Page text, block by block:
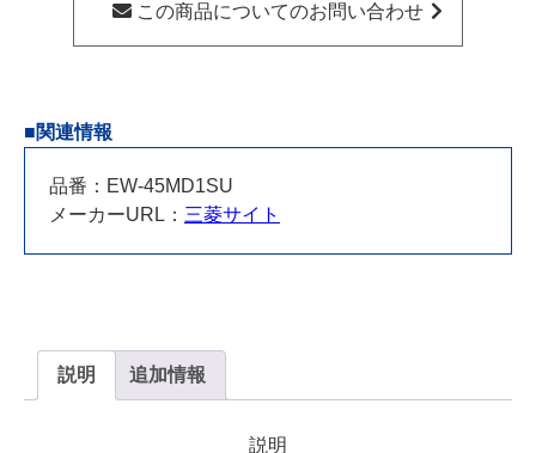
この商品についてのお問い合わせ
■関連情報
品番：EW-45MD1SU
メーカーURL： 三菱サイト
説明 追加情報
説明